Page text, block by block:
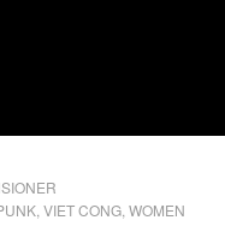
VIET CONG WOMEN